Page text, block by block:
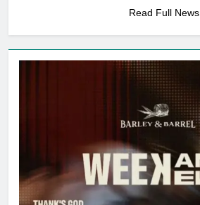
Read Full News